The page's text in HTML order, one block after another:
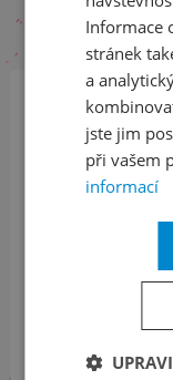
Přihlaste
a
Informace
stránek
a
jste jim
při vašem
informací